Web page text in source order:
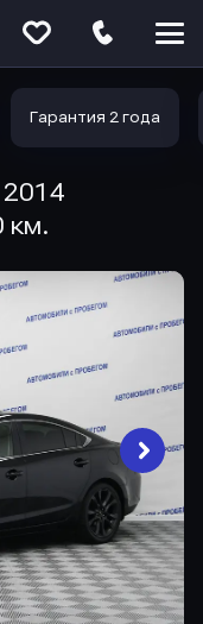
Гарантия 2 года
км.